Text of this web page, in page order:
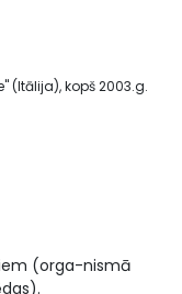
(Itālija), kopš 2003.g.
(orga-nismā